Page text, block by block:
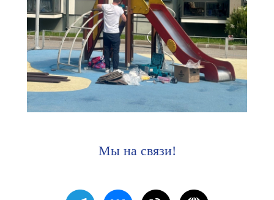
Мы на связи!